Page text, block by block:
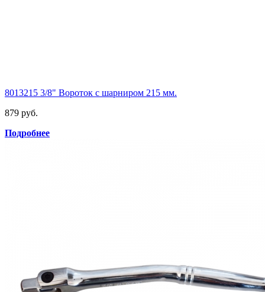
8013215 3/8" Вороток с шарниром 215 мм.
879 руб.
Подробнее